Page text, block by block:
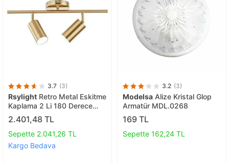
3.7 (3)
Rsylight Retro Metal Eskitme
Kaplama 2 Li 180 Derece
Hareketli Led Spot Avize
Günışığı Ampullü
2.401,48 TL
Sepette 2.041,26 TL
Kargo Bedava
3.2 (3)
Modelsa Alize Kristal Glop
Armatür MDL.0268
169 TL
Sepette 162,24 TL